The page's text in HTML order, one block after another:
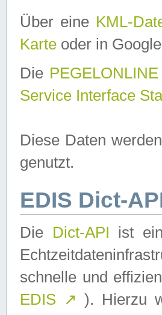
Über eine KML-
Karte oder in
Die
Service Interface
Diese Daten
genutzt.
EDIS Dict-
Die Dict-API ist
schnelle und
EDIS ↗ ). Hierzu